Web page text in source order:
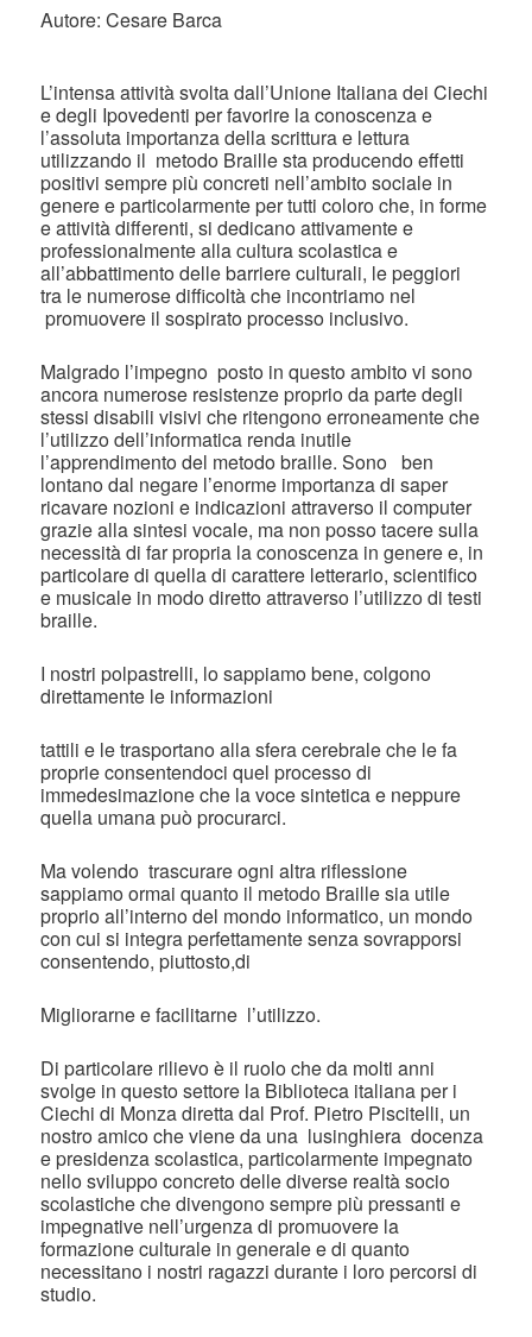
Autore: Cesare Barca
L’intensa attività svolta dall’Unione Italiana dei Ciechi
e degli Ipovedenti per favorire la conoscenza e
l’assoluta importanza della scrittura e lettura
utilizzando il metodo Braille sta producendo effetti
positivi sempre più concreti nell’ambito sociale in
genere e particolarmente per tutti coloro che, in forme
e attività differenti, si dedicano attivamente e
professionalmente alla cultura scolastica e
all’abbattimento delle barriere culturali, le peggiori
tra le numerose difficoltà che incontriamo nel
promuovere il sospirato processo inclusivo.
Malgrado l’impegno posto in questo ambito vi sono
ancora numerose resistenze proprio da parte degli
stessi disabili visivi che ritengono erroneamente che
l’utilizzo dell’informatica renda inutile
l’apprendimento del metodo braille. Sono ben
lontano dal negare l’enorme importanza di saper
ricavare nozioni e indicazioni attraverso il computer
grazie alla sintesi vocale, ma non posso tacere sulla
necessità di far propria la conoscenza in genere e, in
particolare di quella di carattere letterario, scientifico
e musicale in modo diretto attraverso l’utilizzo di testi
braille.
I nostri polpastrelli, lo sappiamo bene, colgono
direttamente le informazioni
tattili e le trasportano alla sfera cerebrale che le fa
proprie consentendoci quel processo di
immedesimazione che la voce sintetica e neppure
quella umana può procurarci.
Ma volendo trascurare ogni altra riflessione
sappiamo ormai quanto il metodo Braille sia utile
proprio all’interno del mondo informatico, un mondo
con cui si integra perfettamente senza sovrapporsi
consentendo, piuttosto,di
Migliorarne e facilitarne l’utilizzo.
Di particolare rilievo è il ruolo che da molti anni
svolge in questo settore la Biblioteca italiana per i
Ciechi di Monza diretta dal Prof. Pietro Piscitelli, un
nostro amico che viene da una lusinghiera docenza
e presidenza scolastica, particolarmente impegnato
nello sviluppo concreto delle diverse realtà socio
scolastiche che divengono sempre più pressanti e
impegnative nell’urgenza di promuovere la
formazione culturale in generale e di quanto
necessitano i nostri ragazzi durante i loro percorsi di
studio.